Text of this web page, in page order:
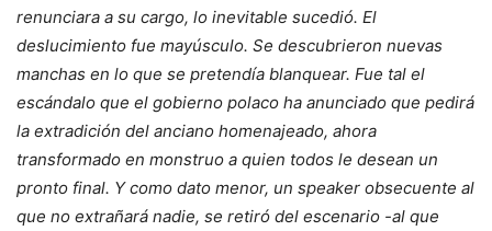
renunciara a su cargo, lo inevitable sucedió. El
deslucimiento fue mayúsculo. Se descubrieron nuevas
manchas en lo que se pretendía blanquear. Fue tal el
escándalo que el gobierno polaco ha anunciado que pedirá
la extradición del anciano homenajeado, ahora
transformado en monstruo a quien todos le desean un
pronto final. Y como dato menor, un speaker obsecuente al
que no extrañará nadie, se retiró del escenario -al que